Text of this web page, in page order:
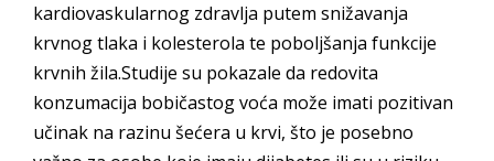
kardiovaskularnog zdravlja putem snižavanja
krvnog tlaka i kolesterola te poboljšanja funkcije
krvnih žila.Studije su pokazale da redovita
konzumacija bobičastog voća može imati pozitivan
učinak na razinu šećera u krvi, što je posebno